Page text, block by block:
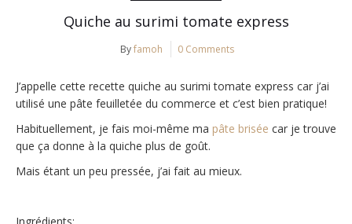
Quiche au surimi tomate express
Byfamoh 0 Comments
J’appelle cette recette quiche au surimi tomate express car j’ai
utilisé une pâte feuilletée du commerce et c’est bien pratique!
Habituellement, je fais moi-même ma pâte brisée car je trouve
que ça donne à la quiche plus de goût.
Mais étant un peu pressée, j’ai fait au mieux.